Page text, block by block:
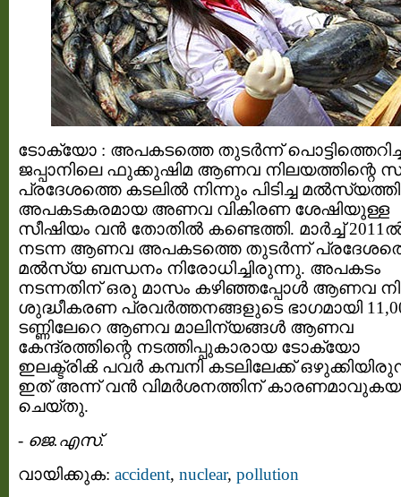
ടോക്യോ : അപകടത്തെ തുടർന്ന്
ജപ്പാനിലെ ഫുക്കുഷിമ ആണവ നിലയത്തിന്റെ
പ്രദേശത്തെ കടലിൽ നിന്നും പിടിച്ച
അപകടകരമായ അണവ വികിരണ ശേഷിയുള്ള
സീഷിയം വൻ തോതിൽ കണ്ടെത്തി. മാർച്ച്
നടന്ന ആണവ അപകടത്തെ തുടർന്ന്
മൽസ്യ ബന്ധനം നിരോധിച്ചിരുന്നു. അപകടം
നടന്നതിന് ഒരു മാസം കഴിഞ്ഞപ്പോൾ ആണവ
ശുദ്ധീകരണ പ്രവർത്തനങ്ങളുടെ ഭാഗമായി
ടണ്ണിലേറെ ആണവ മാലിന്യങ്ങൾ ആണവ
കേന്ദ്രത്തിന്റെ നടത്തിപ്പുകാരായ ടോക്യോ
ഇലക്ട്രിൿ പവർ കമ്പനി കടലിലേക്ക്
ഇത് അന്ന് വൻ വിമർശനത്തിന്
ചെയ്തു.
- ജെ.എസ്.
വായിക്കുക: accident, nuclear, pollution